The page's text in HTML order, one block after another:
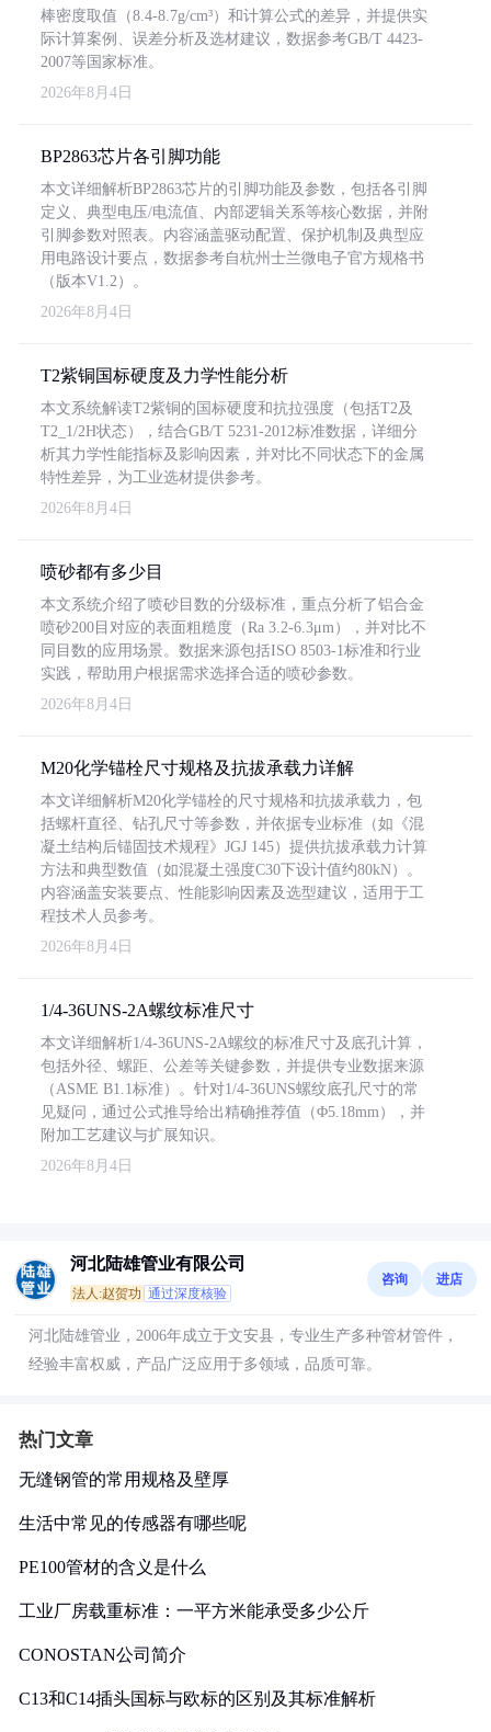
棒密度取值（8.4-8.7g/cm³）和计算公式的差异，并提供实
际计算案例、误差分析及选材建议，数据参考GB/T 4423-
2007等国家标准。
2026年8月4日
BP2863芯片各引脚功能
本文详细解析BP2863芯片的引脚功能及参数，包括各引脚
定义、典型电压/电流值、内部逻辑关系等核心数据，并附
引脚参数对照表。内容涵盖驱动配置、保护机制及典型应
用电路设计要点，数据参考自杭州士兰微电子官方规格书
（版本V1.2）。
2026年8月4日
T2紫铜国标硬度及力学性能分析
本文系统解读T2紫铜的国标硬度和抗拉强度（包括T2及
T2_1/2H状态），结合GB/T 5231-2012标准数据，详细分
析其力学性能指标及影响因素，并对比不同状态下的金属
特性差异，为工业选材提供参考。
2026年8月4日
喷砂都有多少目
本文系统介绍了喷砂目数的分级标准，重点分析了铝合金
喷砂200目对应的表面粗糙度（Ra 3.2-6.3μm），并对比不
同目数的应用场景。数据来源包括ISO 8503-1标准和行业
实践，帮助用户根据需求选择合适的喷砂参数。
2026年8月4日
M20化学锚栓尺寸规格及抗拔承载力详解
本文详细解析M20化学锚栓的尺寸规格和抗拔承载力，包
括螺杆直径、钻孔尺寸等参数，并依据专业标准（如《混
凝土结构后锚固技术规程》JGJ 145）提供抗拔承载力计算
方法和典型数值（如混凝土强度C30下设计值约80kN）。
内容涵盖安装要点、性能影响因素及选型建议，适用于工
程技术人员参考。
2026年8月4日
1/4-36UNS-2A螺纹标准尺寸
本文详细解析1/4-36UNS-2A螺纹的标准尺寸及底孔计算，
包括外径、螺距、公差等关键参数，并提供专业数据来源
（ASME B1.1标准）。针对1/4-36UNS螺纹底孔尺寸的常
见疑问，通过公式推导给出精确推荐值（Φ5.18mm），并
附加工艺建议与扩展知识。
2026年8月4日
河北陆雄管业有限公司
法人:赵贺功 通过深度核验
咨询 进店
河北陆雄管业，2006年成立于文安县，专业生产多种管材管件，
经验丰富权威，产品广泛应用于多领域，品质可靠。
热门文章
无缝钢管的常用规格及壁厚
生活中常见的传感器有哪些呢
PE100管材的含义是什么
工业厂房载重标准：一平方米能承受多少公斤
CONOSTAN公司简介
C13和C14插头国标与欧标的区别及其标准解析